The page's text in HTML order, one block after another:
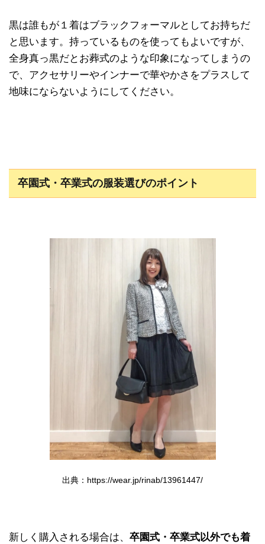
黒は誰もが１着はブラックフォーマルとしてお持ちだ
と思います。持っているものを使ってもよいですが、
全身真っ黒だとお葬式のような印象になってしまうの
で、アクセサリーやインナーで華やかさをプラスして
地味にならないようにしてください。
卒園式・卒業式の服装選びのポイント
出典：https://wear.jp/rinab/13961447/
新しく購入される場合は、 卒園式・卒業式以外でも着